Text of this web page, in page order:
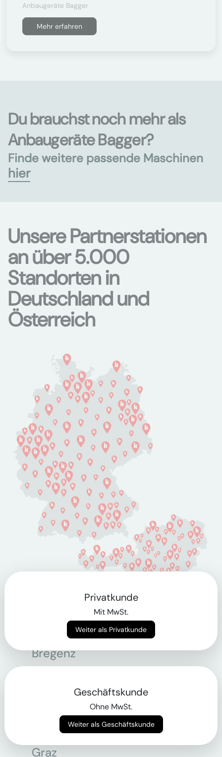
Anbaugeräte Bagger
Mehr erfahren
Du brauchst noch mehr als
Anbaugeräte Bagger?
Finde weitere passende Maschinen
hier
Unsere Partnerstationen
an über 5.000
Standorten in
Deutschland und
Österreich
Bregenz
Dortmund
Essen
Frankfurt am Main
Graz
Privatkunde
Mit MwSt.
Weiter als Privatkunde
Geschäftskunde
Ohne MwSt.
Weiter als Geschäftskunde